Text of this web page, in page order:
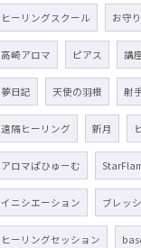
ヒーリングスクール お守
高崎アロマ ピアス 講
夢日記 天使の羽根 射
遠隔ヒーリング 新月
アロマぱひゅーむ
イニシエーション ブレッ
ヒーリングセッション